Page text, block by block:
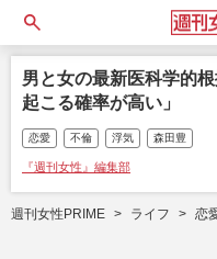
男と女の最新医科学的
起こる確率が高い」
恋愛 不倫 浮気 森田豊
『週刊女性』編集部
週刊女性PRIME ライフ 恋